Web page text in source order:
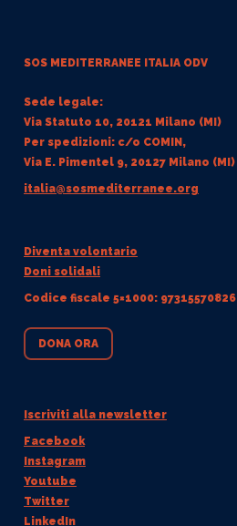
SOS MEDITERRANEE ITALIA ODV
Sede legale:
Via Statuto 10, 20121 Milano (MI)
Per spedizioni: c/o COMIN,
Via E. Pimentel 9, 20127 Milano (MI)
italia@sosmediterranee.org
Diventa volontario
Doni solidali
Codice fiscale 5×1000: 97315570826
DONA ORA
Iscriviti alla newsletter
Facebook
Instagram
Youtube
Twitter
LinkedIn